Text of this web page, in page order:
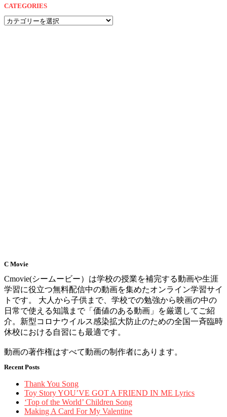
CATEGORIES
CATEGORIES
C Movie
Cmovie(シームービー）は学校の授業を補完する動画や生涯
学習に役立つ無料配信中の動画を集めたオンライン学習サイ
トです。 大人から子供まで、学校での勉強から映画の中の
日常で使える知識まで「価値のある動画」を厳選してご紹
介。新型コロナウイルス感染拡大防止のための全国一斉臨時
休校における自習にも最適です。
動画の著作権はすべて動画の制作者にあります。
Recent Posts
Thank You Song
Toy Story YOU’VE GOT A FRIEND IN ME Lyrics
‘Top of the World’ Children Song
Making A Card For My Valentine